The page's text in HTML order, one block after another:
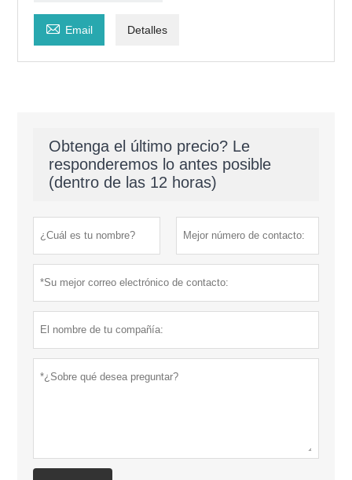
 Email Detalles
Obtenga el último precio? Le
responderemos lo antes posible
(dentro de las 12 horas)